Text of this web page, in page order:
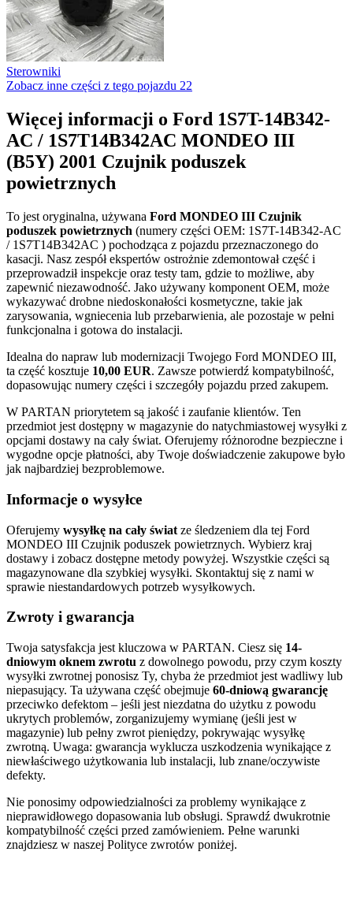
Sterowniki
Zobacz inne części z tego pojazdu 22
Więcej informacji o Ford 1S7T-14B342-
AC / 1S7T14B342AC MONDEO III
(B5Y) 2001 Czujnik poduszek
powietrznych
To jest oryginalna, używana Ford MONDEO III Czujnik
poduszek powietrznych (numery części OEM: 1S7T-14B342-AC
/ 1S7T14B342AC ) pochodząca z pojazdu przeznaczonego do
kasacji. Nasz zespół ekspertów ostrożnie zdemontował część i
przeprowadził inspekcje oraz testy tam, gdzie to możliwe, aby
zapewnić niezawodność. Jako używany komponent OEM, może
wykazywać drobne niedoskonałości kosmetyczne, takie jak
zarysowania, wgniecenia lub przebarwienia, ale pozostaje w pełni
funkcjonalna i gotowa do instalacji.
Idealna do napraw lub modernizacji Twojego Ford MONDEO III,
ta część kosztuje 10,00 EUR. Zawsze potwierdź kompatybilność,
dopasowując numery części i szczegóły pojazdu przed zakupem.
W PARTAN priorytetem są jakość i zaufanie klientów. Ten
przedmiot jest dostępny w magazynie do natychmiastowej wysyłki z
opcjami dostawy na cały świat. Oferujemy różnorodne bezpieczne i
wygodne opcje płatności, aby Twoje doświadczenie zakupowe było
jak najbardziej bezproblemowe.
Informacje o wysyłce
Oferujemy wysyłkę na cały świat ze śledzeniem dla tej Ford
MONDEO III Czujnik poduszek powietrznych. Wybierz kraj
dostawy i zobacz dostępne metody powyżej. Wszystkie części są
magazynowane dla szybkiej wysyłki. Skontaktuj się z nami w
sprawie niestandardowych potrzeb wysyłkowych.
Zwroty i gwarancja
Twoja satysfakcja jest kluczowa w PARTAN. Ciesz się 14-
dniowym oknem zwrotu z dowolnego powodu, przy czym koszty
wysyłki zwrotnej ponosisz Ty, chyba że przedmiot jest wadliwy lub
niepasujący. Ta używana część obejmuje 60-dniową gwarancję
przeciwko defektom – jeśli jest niezdatna do użytku z powodu
ukrytych problemów, zorganizujemy wymianę (jeśli jest w
magazynie) lub pełny zwrot pieniędzy, pokrywając wysyłkę
zwrotną. Uwaga: gwarancja wyklucza uszkodzenia wynikające z
niewłaściwego użytkowania lub instalacji, lub znane/oczywiste
defekty.
Nie ponosimy odpowiedzialności za problemy wynikające z
nieprawidłowego dopasowania lub obsługi. Sprawdź dwukrotnie
kompatybilność części przed zamówieniem. Pełne warunki
znajdziesz w naszej Polityce zwrotów poniżej.